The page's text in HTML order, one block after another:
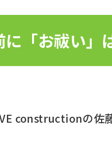
に「お祓い
constructionの佐藤